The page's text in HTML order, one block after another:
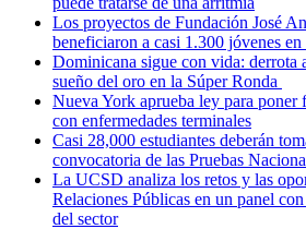
Los proyectos de Fundación José
beneficiaron a casi 1.300 jóvenes
Dominicana sigue con vida: derrota
sueño del oro en la Súper Ronda
Nueva York aprueba ley para poner
con enfermedades terminales
Casi 28,000 estudiantes deberán
convocatoria de las Pruebas
La UCSD analiza los retos y las
Relaciones Públicas en un panel
del sector